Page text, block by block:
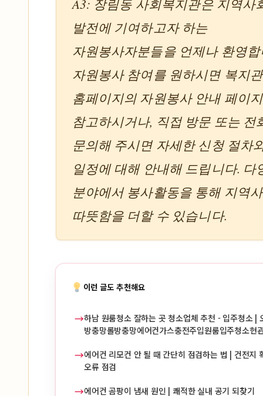
A3: 장림동 사회복지관은 지역사
발전에 기여하고자 하는
자원봉사자분들을 언제나 환영
자원봉사 참여를 원하시면 복지관
홈페이지의 자원봉사 안내 페이
참고하시거나, 직접 방문 또는 전
문의해 주시면 자세한 신청 절차
일정에 대해 안내해 드립니다. 다
분야에서 봉사활동을 통해 지역
따뜻함을 더할 수 있습니다.
이런 글도 추천해요
→하남 원룸청소 잘하는 곳 청소업체 추천 - 입주청소 |
방충망롤방충망에어컨가스충전주입원룸입주청소현
→에어컨 리모컨 안 될 때 간단히 점검하는 법 | 건전지
오류 점검
→에어컨 곰팡이 냄새 원인 | 쾌적한 실내 공기 되찾기